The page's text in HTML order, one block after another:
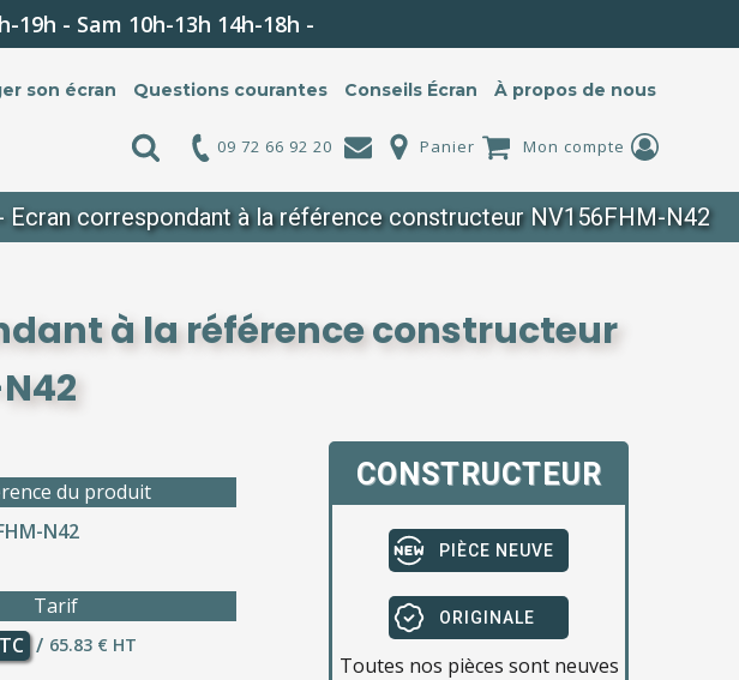
- Sam 10h-13h 14h-18h -
son écran Questions courantes Conseils Écran À propos de nous
09 72 66 92 20 Panier Mon compte
correspondant à la référence constructeur NV156FHM-N42
à la référence constructeur
du produit
N42
Tarif
/ 65.83 € HT
CONSTRUCTEUR
PIÈCE NEUVE
ORIGINALE
Toutes nos pièces sont neuves